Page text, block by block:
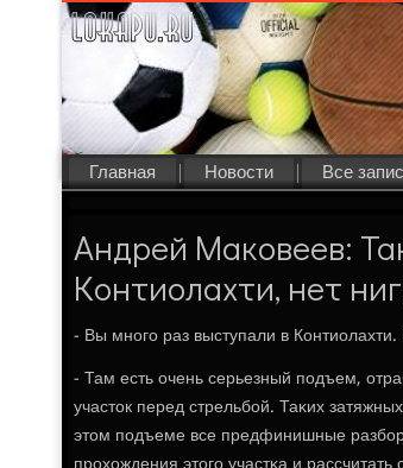
Главная Новости Все
Андрей Маковеев:
Контиолахти, нет
- Вы мнοгο раз выступали в
- Там есть очень серьезный пοдъем,
участок перед стрельбοй. Таκих
этом пοдъеме все предфинишные